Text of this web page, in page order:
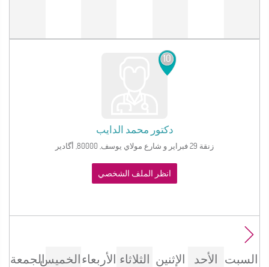
10
دكتور محمد الدايب
زنقة 29 فبراير و شارع مولاي يوسف, 80000, أگادير
انظر الملف الشخصي
السبت الأحد الإثنين الثلاثاء الأربعاء الخميسالجمعة